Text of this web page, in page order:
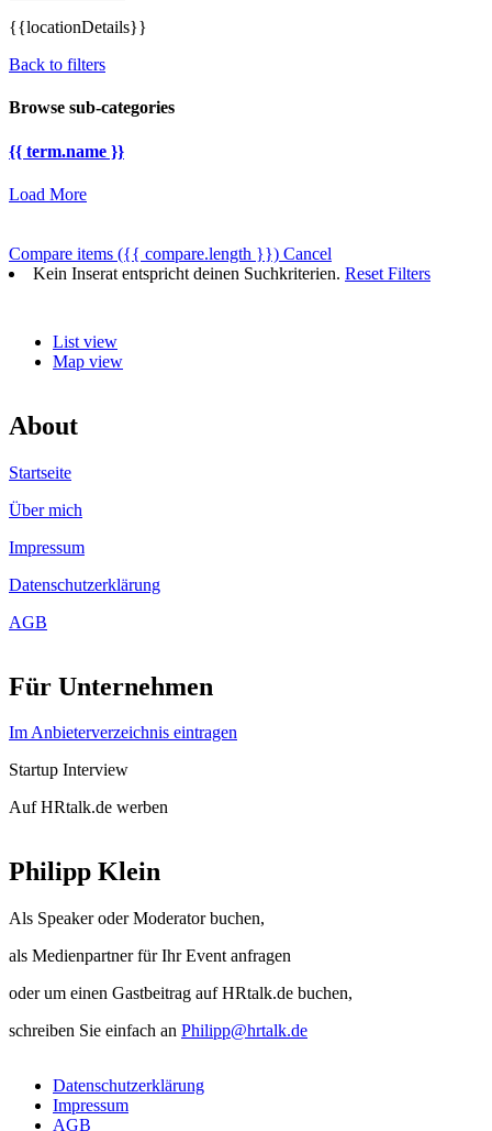
{{locationDetails}}
Back to filters
Browse sub-categories
{{ term.name }}
Load More
Compare items ({{ compare.length }}) Cancel
Kein Inserat entspricht deinen Suchkriterien. Reset Filters
List view
Map view
About
Startseite
Über mich
Impressum
Datenschutzerklärung
AGB
Für Unternehmen
Im Anbieterverzeichnis eintragen
Startup Interview
Auf HRtalk.de werben
Philipp Klein
Als Speaker oder Moderator buchen,
als Medienpartner für Ihr Event anfragen
oder um einen Gastbeitrag auf HRtalk.de buchen,
schreiben Sie einfach an Philipp@hrtalk.de
Datenschutzerklärung
Impressum
AGB